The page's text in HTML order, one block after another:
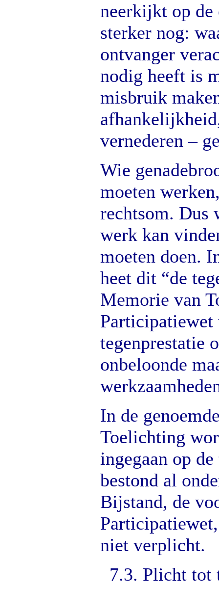
neerkijkt op de
sterker nog:
ontvanger
nodig heeft is
misbruik
vernederen –
Wie
moeten
rechtsom. Dus
werk kan
moeten doen.
heet dit “de
Memorie van
Participatiewet
tegenprestatie
onbeloonde
In de
Toelichting
ingegaan op
bestond al
Bijstand, de
niet verplicht.
7.3. Plicht tot